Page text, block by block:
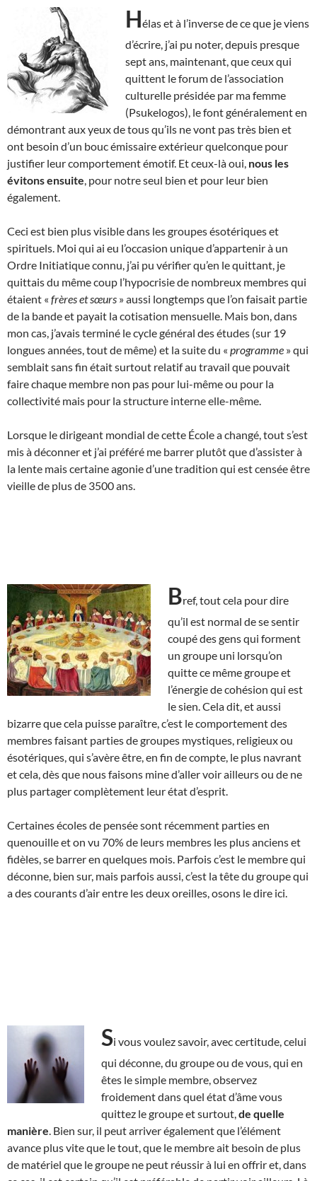
Hélas et à l’inverse de ce que je viens
d’écrire, j’ai pu noter, depuis presque
sept ans, maintenant, que ceux qui
quittent le forum de l’association
culturelle présidée par ma femme
(Psukelogos), le font généralement en
démontrant aux yeux de tous qu’ils ne vont pas très bien et
ont besoin d’un bouc émissaire extérieur quelconque pour
justifier leur comportement émotif. Et ceux-là oui, nous les
évitons ensuite , pour notre seul bien et pour leur bien
également.
Ceci est bien plus visible dans les groupes ésotériques et
spirituels. Moi qui ai eu l’occasion unique d’appartenir à un
Ordre Initiatique connu, j’ai pu vérifier qu’en le quittant, je
quittais du même coup l’hypocrisie de nombreux membres qui
étaient « frères et sœurs » aussi longtemps que l’on faisait partie
de la bande et payait la cotisation mensuelle. Mais bon, dans
mon cas, j’avais terminé le cycle général des études (sur 19
longues années, tout de même) et la suite du « programme » qui
semblait sans fin était surtout relatif au travail que pouvait
faire chaque membre non pas pour lui-même ou pour la
collectivité mais pour la structure interne elle-même.
Lorsque le dirigeant mondial de cette École a changé, tout s’est
mis à déconner et j’ai préféré me barrer plutôt que d’assister à
la lente mais certaine agonie d’une tradition qui est censée être
vieille de plus de 3500 ans.
Bref, tout cela pour dire
qu’il est normal de se sentir
coupé des gens qui forment
un groupe uni lorsqu’on
quitte ce même groupe et
l’énergie de cohésion qui est
le sien. Cela dit, et aussi
bizarre que cela puisse paraître, c’est le comportement des
membres faisant parties de groupes mystiques, religieux ou
ésotériques, qui s’avère être, en fin de compte, le plus navrant
et cela, dès que nous faisons mine d’aller voir ailleurs ou de ne
plus partager complètement leur état d’esprit.
Certaines écoles de pensée sont récemment parties en
quenouille et on vu 70% de leurs membres les plus anciens et
fidèles, se barrer en quelques mois. Parfois c’est le membre qui
déconne, bien sur, mais parfois aussi, c’est la tête du groupe qui
a des courants d’air entre les deux oreilles, osons le dire ici.
Si vous voulez savoir, avec certitude, celui
qui déconne, du groupe ou de vous, qui en
êtes le simple membre, observez
froidement dans quel état d’âme vous
quittez le groupe et surtout, de quelle
manière . Bien sur, il peut arriver également que l’élément
avance plus vite que le tout, que le membre ait besoin de plus
de matériel que le groupe ne peut réussir à lui en offrir et, dans